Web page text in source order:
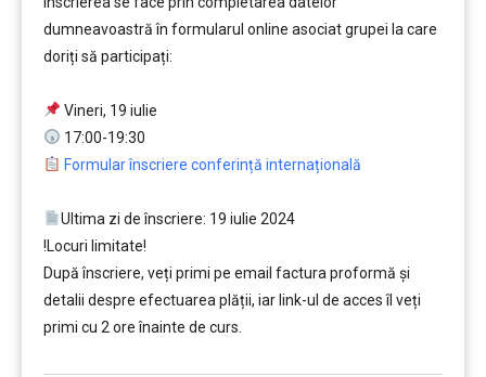
dumneavoastră în formularul online asociat grupei la care
doriți să participați:
Vineri, 19 iulie
17:00-19:30
Formular înscriere conferință internațională
Ultima zi de înscriere: 19 iulie 2024
!Locuri limitate!
După înscriere, veți primi pe email factura proformă și
detalii despre efectuarea plății, iar link-ul de acces îl veți
primi cu 2 ore înainte de curs.